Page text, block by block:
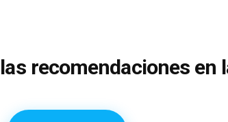
recomendaciones en